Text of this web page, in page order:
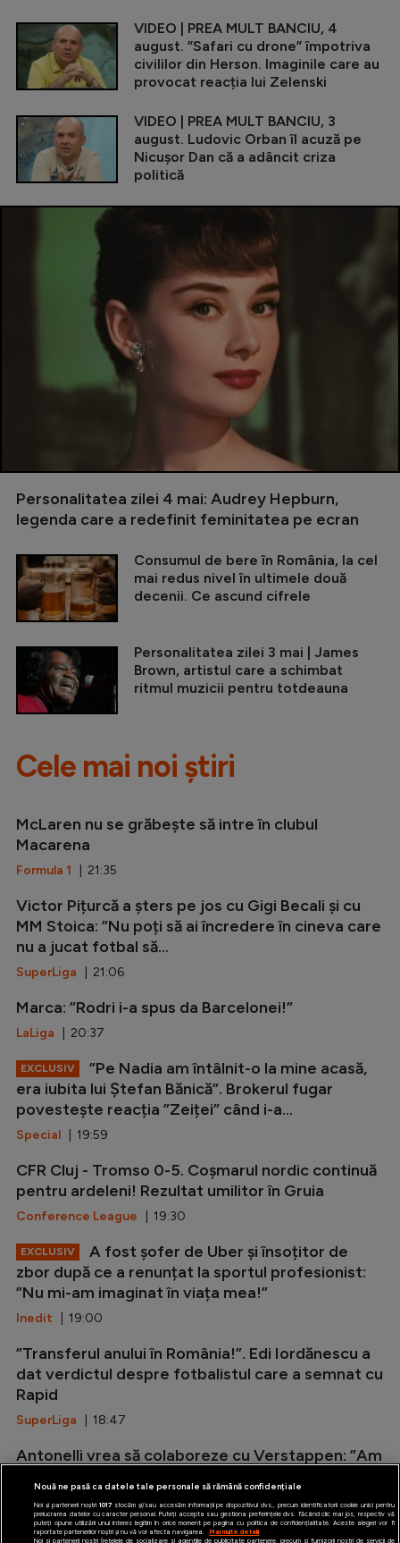
VIDEO | PREA MULT BANCIU, 4
august. ”Safari cu drone” împotriva
civililor din Herson. Imaginile care au
provocat reacția lui Zelenski
VIDEO | PREA MULT BANCIU, 3
august. Ludovic Orban îl acuză pe
Nicușor Dan că a adâncit criza
politică
Personalitatea zilei 4 mai: Audrey Hepburn,
legenda care a redefinit feminitatea pe ecran
Consumul de bere în România, la cel
mai redus nivel în ultimele două
decenii. Ce ascund cifrele
Personalitatea zilei 3 mai | James
Brown, artistul care a schimbat
ritmul muzicii pentru totdeauna
Cele mai noi știri
McLaren nu se grăbește să intre în clubul
Macarena
Formula 1 | 21:35
Victor Pițurcă a șters pe jos cu Gigi Becali și cu
MM Stoica: ”Nu poți să ai încredere în cineva care
nu a jucat fotbal să...
SuperLiga | 21:06
Marca: ”Rodri i-a spus da Barcelonei!”
LaLiga | 20:37
EXCLUSIV
”Pe Nadia am întâlnit-o la mine acasă,
era iubita lui Ștefan Bănică”. Brokerul fugar
povestește reacția ”Zeiței” când i-a...
Special | 19:59
CFR Cluj - Tromso 0-5. Coșmarul nordic continuă
pentru ardeleni! Rezultat umilitor în Gruia
Conference League | 19:30
EXCLUSIV
A fost șofer de Uber și însoțitor de
zbor după ce a renunțat la sportul profesionist:
”Nu mi-am imaginat în viața mea!”
Inedit | 19:00
”Transferul anului în România!”. Edi Iordănescu a
dat verdictul despre fotbalistul care a semnat cu
Rapid
SuperLiga | 18:47
Antonelli vrea să colaboreze cu Verstappen: ”Am
Formula 1| 18:28
Nouă ne pasă ca datele tale personale să rămână confidențiale
Noi și partenerii noștri 1017stocăm și/sau accesăm informații pe dispozitivul dvs., precum identificatorii cookie unici pentru
prelucrarea datelor cu caracter personal. Puteți accepta sau gestiona preferințele dvs. făcând clic mai jos, respectiv vă
puteți opune utilizării unui interes legitim în orice moment pe pagina cu politica de confidențialitate. Aceste alegeri vor fi
raportate partenerilor noștri și nu vă vor afecta navigarea.
Mai multe detalii
Noi si partenerii nostri (retelele de socializare si agentiile de publicitate partenere, precum si furnizorii nostri de servicii de